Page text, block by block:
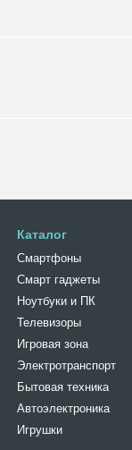
Каталог
Смартфоны
Смарт гаджеты
Ноутбуки и ПК
Телевизоры
Игровая зона
Электротранспорт
Бытовая техника
Автоэлектроника
Игрушки